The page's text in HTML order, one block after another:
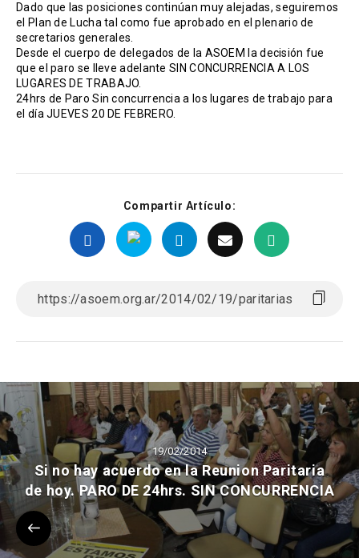
Dado que las posiciones continúan muy alejadas, seguiremos
el Plan de Lucha tal como fue aprobado en el plenario de
secretarios generales.
Desde el cuerpo de delegados de la ASOEM la decisión fue
que el paro se lleve adelante SIN CONCURRENCIA A LOS
LUGARES DE TRABAJO.
24hrs de Paro Sin concurrencia a los lugares de trabajo para
el día JUEVES 20 DE FEBRERO.
Compartir Artículo:
19/02/2014
Si no hay acuerdo en la Reunion Paritaria
de hoy. PARO DE 24hrs. SIN CONCURRENCIA